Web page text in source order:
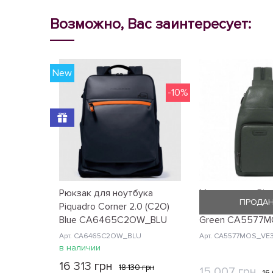
Возможно, Вас заинтересует:
Рюкзак для ноутбука
Piquadro Corner 2.0 (C2O)
Blue CA6465C2OW_BLU
Арт. CA6465C2OW_BLU
New
-10%
в наличии
16 313 грн 18 130 грн
Монорюкзак
Modus Restyling
Green
Арт. CA5577MOS_VE3